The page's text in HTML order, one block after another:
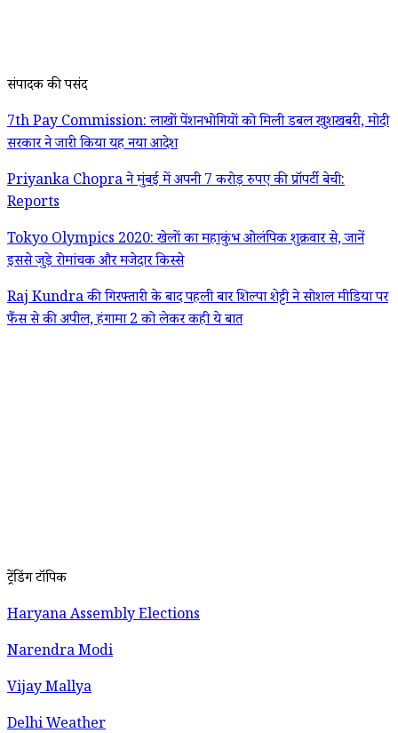
संपादक की पसंद
7th Pay Commission: लाखों पेंशनभोगियों को मिली डबल खुशखबरी, मोदी
सरकार ने जारी किया यह नया आदेश
Priyanka Chopra ने मुंबई में अपनी 7 करोड़ रुपए की प्रॉपर्टी बेची:
Reports
Tokyo Olympics 2020: खेलों का महाकुंभ ओलंपिक शुक्रवार से, जानें
इससे जुड़े रोमांचक और मजेदार किस्से
Raj Kundra की गिरफ्तारी के बाद पहली बार शिल्पा शेट्टी ने सोशल मीडिया पर
फैंस से की अपील, हंगामा 2 को लेकर कही ये बात
ट्रेंडिंग टॉपिक
Haryana Assembly Elections
Narendra Modi
Vijay Mallya
Delhi Weather